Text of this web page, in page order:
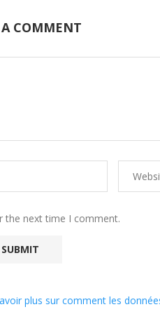
COMMENT
the next time I comment.
plus sur comment les